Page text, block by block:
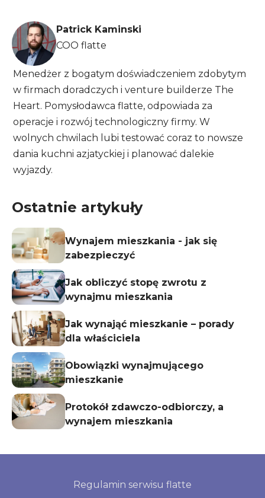
Patrick Kaminski
COO flatte
Menedżer z bogatym doświadczeniem zdobytym
w firmach doradczych i venture builderze The
Heart. Pomysłodawca flatte, odpowiada za
operacje i rozwój technologiczny firmy. W
wolnych chwilach lubi testować coraz to nowsze
dania kuchni azjatyckiej i planować dalekie
wyjazdy.
Ostatnie artykuły
Wynajem mieszkania - jak się
zabezpieczyć
Jak obliczyć stopę zwrotu z
wynajmu mieszkania
Jak wynająć mieszkanie – porady
dla właściciela
Obowiązki wynajmującego
mieszkanie
Protokół zdawczo-odbiorczy, a
wynajem mieszkania
Regulamin serwisu flatte